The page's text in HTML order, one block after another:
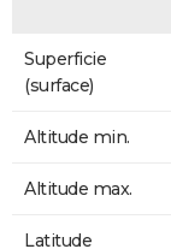
Superficie
(surface)
Altitude min.
Altitude max.
Latitude